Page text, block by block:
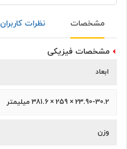
مشخصات نظرات کاربران
مشخصات فیزیکی
ابعاد
23.90-30.2 × 259 × 381.6 میلیمتر
وزن